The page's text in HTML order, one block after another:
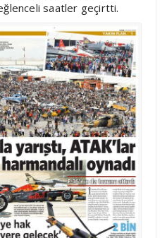
saatler geçirtti.